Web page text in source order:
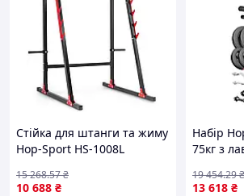
Стійка для штанги та жиму
Hop-Sport HS-1008L
10 688 ₴
15 268.57₴
Набір
75кг з
13 618 ₴
19 454.29₴